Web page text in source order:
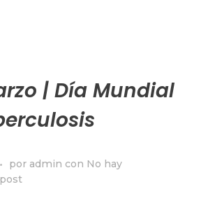
| Día Mundial
por admin con No hay
post